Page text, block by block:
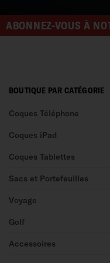
ABONNEZ-VOUS À
BOUTIQUE PAR CATÉGORIE
Coques Téléphone
Coques iPad
Coques Tablettes
Sacs et Portefeuilles
Voyage
Golf
Accessoires